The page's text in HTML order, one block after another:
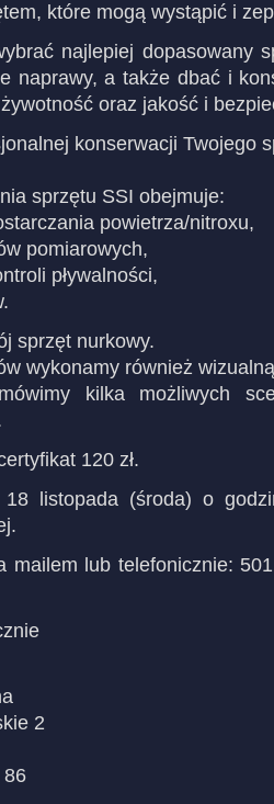
które mogą wystąpić i
najlepiej dopasowany
naprawy, a także dbać i
oraz jakość i
konserwacji Twojego
sprzętu SSI obejmuje:
powietrza/nitroxu,
pomiarowych,
pływalności,
sprzęt nurkowy.
wykonamy również
kilka możliwych
120 zł.
listopada (środa) o
mailem lub telefonicznie:
2
86